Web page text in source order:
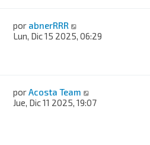
por abnerRRR
Lun, Dic 15 2025, 06:29
porAcosta Team
Jue, Dic 11 2025, 19:07